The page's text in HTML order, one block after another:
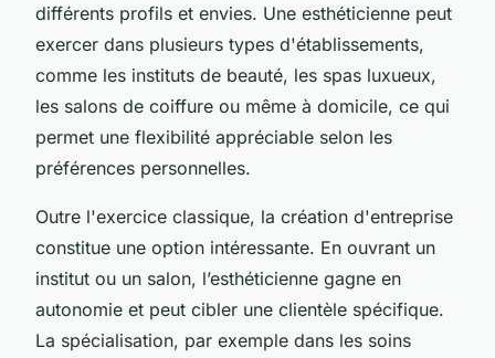
différents profils et envies. Une esthéticienne peut
exercer dans plusieurs types d'établissements,
comme les instituts de beauté, les spas luxueux,
les salons de coiffure ou même à domicile, ce qui
permet une flexibilité appréciable selon les
préférences personnelles.
Outre l'exercice classique, la création d'entreprise
constitue une option intéressante. En ouvrant un
institut ou un salon, l’esthéticienne gagne en
autonomie et peut cibler une clientèle spécifique.
La spécialisation, par exemple dans les soins